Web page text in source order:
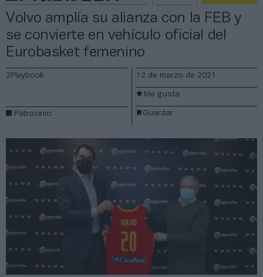
Volvo amplía su alianza con la FEB y
se convierte en vehículo oficial del
Eurobasket femenino
2Playbook
Patrocinio
12 de marzo de 2021
Guardar
Me gusta